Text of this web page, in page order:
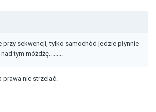
sekwencji, tylko samochód jedzie płynnie
tym móżdżę.........
prawa nic strzelać.